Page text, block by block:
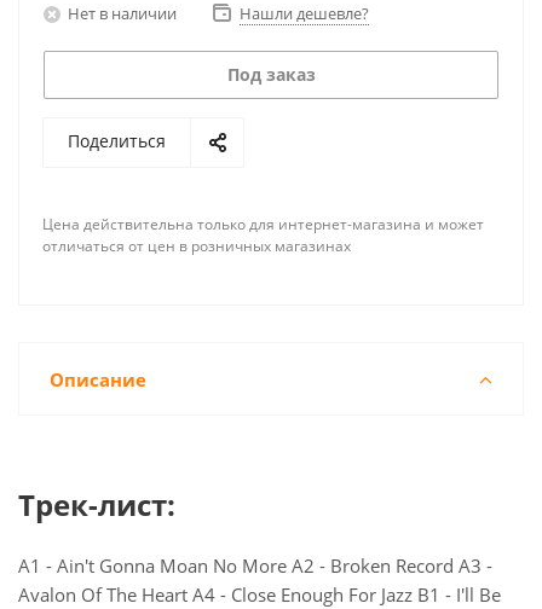
Нет в наличии Нашли дешевле?
Под заказ
Поделиться
Цена действительна только для интернет-магазина и может
отличаться от цен в розничных магазинах
Описание
Трек-лист:
A1 - Ain't Gonna Moan No More A2 - Broken Record A3 -
Avalon Of The Heart A4 - Close Enough For Jazz B1 - I'll Be